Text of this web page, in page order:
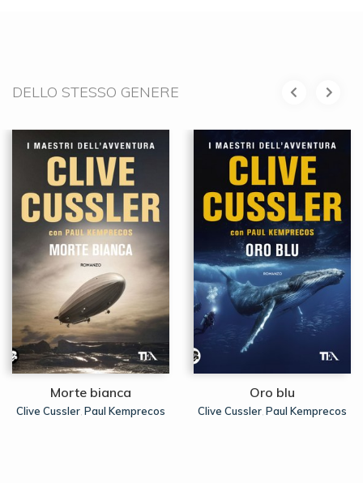
DELLO STESSO GENERE
Morte bianca
Clive Cussler, Paul Kemprecos
Oro blu
Clive Cussler, Paul Kemprecos